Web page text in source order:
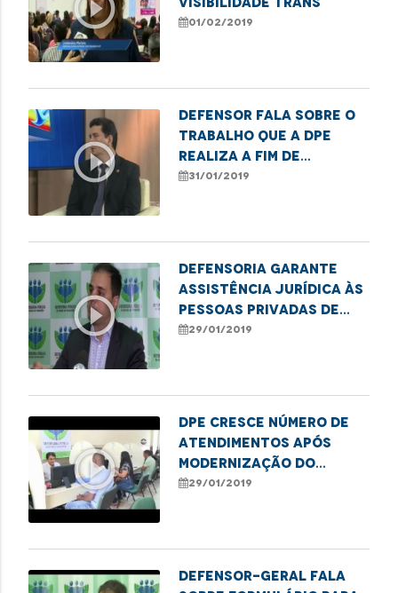
01/02/2019
play_circle_outline
Defensor fala sobre o
trabalho que a DPE
realiza a fim de
orientar sobre o
31/01/2019
play_circle_outline
Defensoria garante
assistência jurídica às
pessoas privadas de
liberdade
29/01/2019
play_circle_outline
DPE cresce número de
atendimentos após
modernização do
sistema de
29/01/2019
Defensor-geral fala